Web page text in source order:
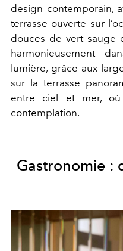
design contemporain,
terrasse ouverte sur
douces de vert sauge
harmonieusement
lumière, grâce aux
sur la terrasse
entre ciel et mer,
contemplation.
Gastronomie :